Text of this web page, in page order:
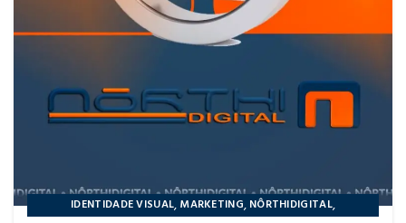
IDENTIDADE VISUAL, MARKETING, NÔRTHIDIGITAL,